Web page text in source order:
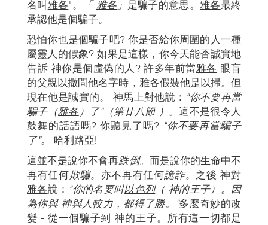
名叫 雅各"。 「 雅各 」 是騙子的意思。 雅各最終
承認他是個騙子。
恐怕你也是個騙子吧? 你是否給你周圍的人一種
屬靈人的假象? 如果是這樣，你今天能否誠實地
告訴 神你是個虛偽的人? 許多年前當雅各 眼盲
的父親以撒問他名字時， 雅各假裝他是以掃。但
現在他是誠實的。 神馬上對他說： "你不要再當
騙子（雅各 ）了"（第廿八節 ）。這不是很令人
鼓舞的話語嗎? 你聽見了嗎? "你不要再當騙子
了"。 哈利路亞!
這並不是說你不會再跌倒。 而是說你的生命中不
再有任何欺騙。 亦不再有任何詭詐。 之後 神對
雅各說： "你的名要叫以色列（ 神的王子）。因
為你與 神與人較力，都得了勝。"多麼奇妙的改
變 - 從一個騙子到 神的王子。所有這一切都是